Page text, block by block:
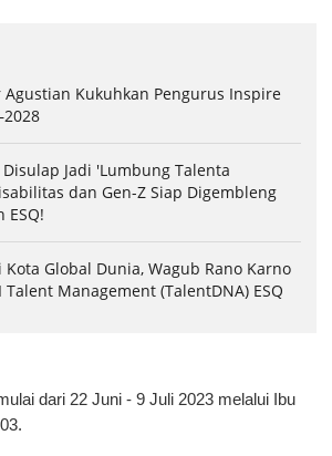
Agustian Kukuhkan Pengurus Inspire
Disulap Jadi 'Lumbung Talenta
dan Gen-Z Siap Digembleng
ESQ!
Kota Global Dunia, Wagub Rano Karno
Management (TalentDNA) ESQ
dari 22 Juni - 9 Juli 2023 melalui Ibu